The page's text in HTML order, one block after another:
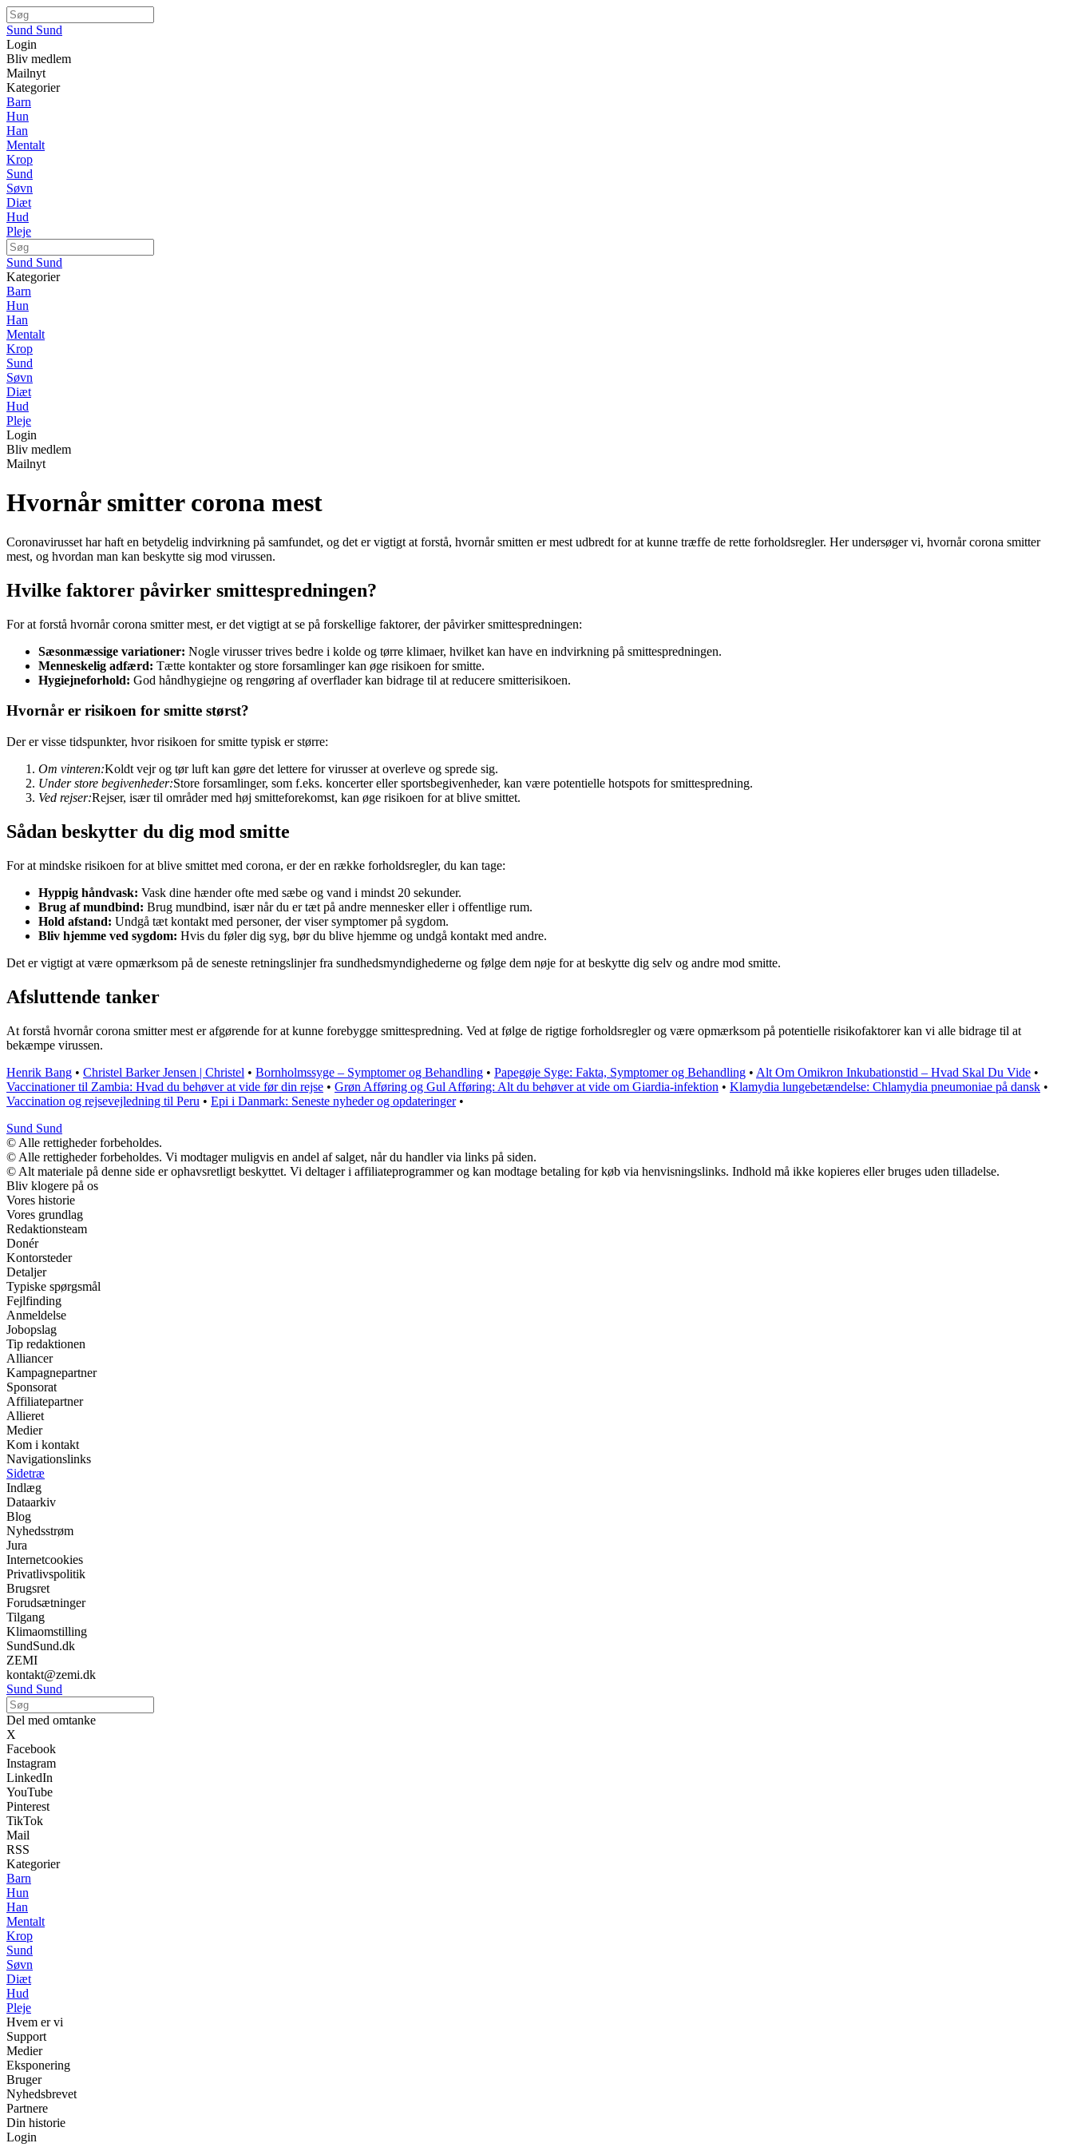
Sund Sund
Login
Bliv medlem
Mailnyt
Kategorier
Barn
Hun
Han
Mentalt
Krop
Sund
Søvn
Diæt
Hud
Pleje
Sund Sund
Kategorier
Barn
Hun
Han
Mentalt
Krop
Sund
Søvn
Diæt
Hud
Pleje
Login
Bliv medlem
Mailnyt
Hvornår smitter corona mest
Coronavirusset har haft en betydelig indvirkning på samfundet, og det er vigtigt at forstå, hvornår smitten er mest udbredt for at kunne træffe de rette forholdsregler. Her undersøger vi, hvornår corona smitter
mest, og hvordan man kan beskytte sig mod virussen.
Hvilke faktorer påvirker smittespredningen?
For at forstå hvornår corona smitter mest, er det vigtigt at se på forskellige faktorer, der påvirker smittespredningen:
Sæsonmæssige variationer: Nogle virusser trives bedre i kolde og tørre klimaer, hvilket kan have en indvirkning på smittespredningen.
Menneskelig adfærd: Tætte kontakter og store forsamlinger kan øge risikoen for smitte.
Hygiejneforhold: God håndhygiejne og rengøring af overflader kan bidrage til at reducere smitterisikoen.
Hvornår er risikoen for smitte størst?
Der er visse tidspunkter, hvor risikoen for smitte typisk er større:
Om vinteren:Koldt vejr og tør luft kan gøre det lettere for virusser at overleve og sprede sig.
Under store begivenheder:Store forsamlinger, som f.eks. koncerter eller sportsbegivenheder, kan være potentielle hotspots for smittespredning.
Ved rejser:Rejser, især til områder med høj smitteforekomst, kan øge risikoen for at blive smittet.
Sådan beskytter du dig mod smitte
For at mindske risikoen for at blive smittet med corona, er der en række forholdsregler, du kan tage:
Hyppig håndvask: Vask dine hænder ofte med sæbe og vand i mindst 20 sekunder.
Brug af mundbind: Brug mundbind, især når du er tæt på andre mennesker eller i offentlige rum.
Hold afstand: Undgå tæt kontakt med personer, der viser symptomer på sygdom.
Bliv hjemme ved sygdom: Hvis du føler dig syg, bør du blive hjemme og undgå kontakt med andre.
Det er vigtigt at være opmærksom på de seneste retningslinjer fra sundhedsmyndighederne og følge dem nøje for at beskytte dig selv og andre mod smitte.
Afsluttende tanker
At forstå hvornår corona smitter mest er afgørende for at kunne forebygge smittespredning. Ved at følge de rigtige forholdsregler og være opmærksom på potentielle risikofaktorer kan vi alle bidrage til at
bekæmpe virussen.
Henrik Bang • Christel Barker Jensen | Christel • Bornholmssyge – Symptomer og Behandling • Papegøje Syge: Fakta, Symptomer og Behandling • Alt Om Omikron Inkubationstid – Hvad Skal Du Vide •
Vaccinationer til Zambia: Hvad du behøver at vide før din rejse • Grøn Afføring og Gul Afføring: Alt du behøver at vide om Giardia-infektion • Klamydia lungebetændelse: Chlamydia pneumoniae på dansk •
Vaccination og rejsevejledning til Peru • Epi i Danmark: Seneste nyheder og opdateringer•
Sund Sund
© Alle rettigheder forbeholdes.
© Alle rettigheder forbeholdes. Vi modtager muligvis en andel af salget, når du handler via links på siden.
© Alt materiale på denne side er ophavsretligt beskyttet. Vi deltager i affiliateprogrammer og kan modtage betaling for køb via henvisningslinks. Indhold må ikke kopieres eller bruges uden tilladelse.
Bliv klogere på os
Vores historie
Vores grundlag
Redaktionsteam
Donér
Kontorsteder
Detaljer
Typiske spørgsmål
Fejlfinding
Anmeldelse
Jobopslag
Tip redaktionen
Alliancer
Kampagnepartner
Sponsorat
Affiliatepartner
Allieret
Medier
Kom i kontakt
Navigationslinks
Sidetræ
Indlæg
Dataarkiv
Blog
Nyhedsstrøm
Jura
Internetcookies
Privatlivspolitik
Brugsret
Forudsætninger
Tilgang
Klimaomstilling
SundSund.dk
ZEMI
kontakt@zemi.dk
Sund Sund
Del med omtanke
X
Facebook
Instagram
LinkedIn
YouTube
Pinterest
TikTok
Mail
RSS
Kategorier
Barn
Hun
Han
Mentalt
Krop
Sund
Søvn
Diæt
Hud
Pleje
Hvem er vi
Support
Medier
Eksponering
Bruger
Nyhedsbrevet
Partnere
Din historie
Login